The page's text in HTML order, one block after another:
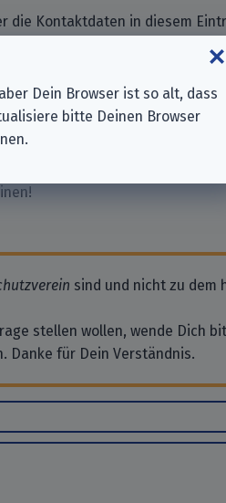
die Kontaktdaten in diesem
aktuell oder das
Änderung für dieses Unternehmen
sind und nicht zu dem
stellen wollen, wende Dich
Danke für Dein Verständnis.
Dein Browser ist so alt, dass
bitte Deinen Browser